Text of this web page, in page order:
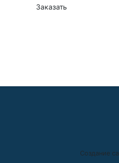
Заказать
Создание